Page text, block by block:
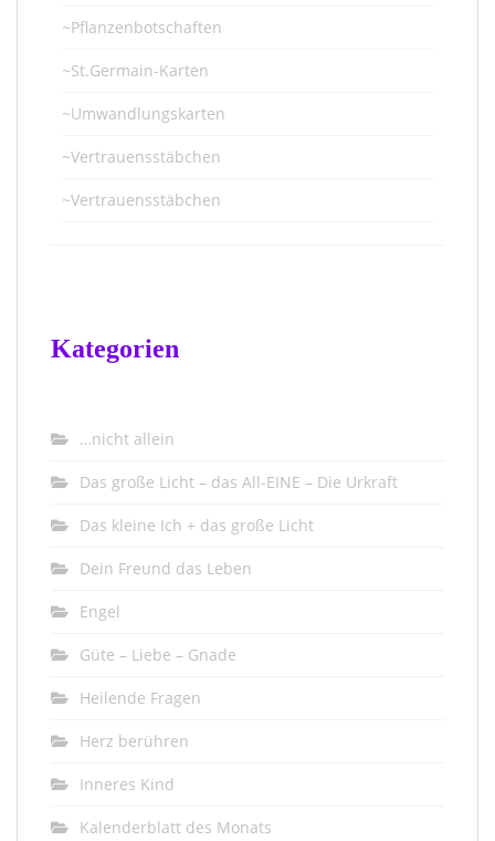
~Pflanzenbotschaften
~St.Germain-Karten
~Umwandlungskarten
~Vertrauensstäbchen
~Vertrauensstäbchen
Kategorien
…nicht allein
Das große Licht – das All-EINE – Die Urkraft
Das kleine Ich + das große Licht
Dein Freund das Leben
Engel
Güte – Liebe – Gnade
Heilende Fragen
Herz berühren
Inneres Kind
Kalenderblatt des Monats